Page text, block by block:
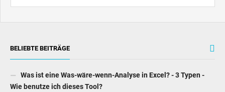
BELIEBTE BEITRÄGE
Was ist eine Was-wäre-wenn-Analyse in Excel? - 3 Typen -
Wie benutze ich dieses Tool?